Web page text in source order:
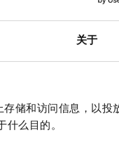
关于
储和访问信息，以投
么目的。